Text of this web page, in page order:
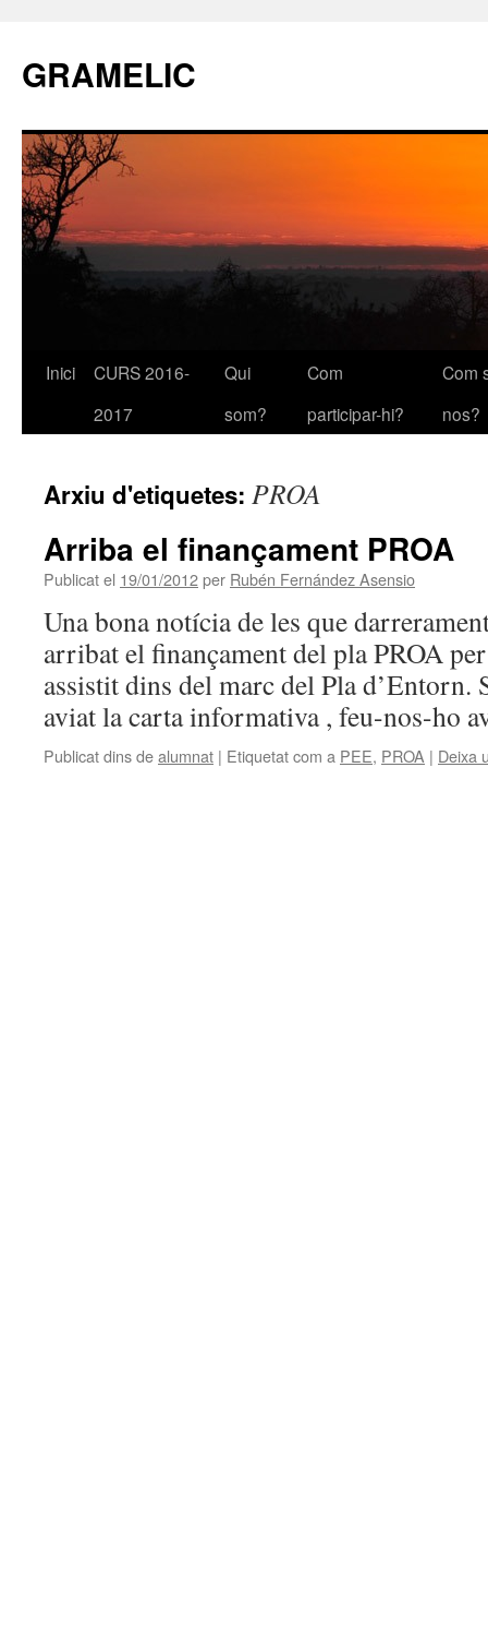
GRAMELIC
Vés
Inici
CURS 2016-
2017
Qui
som?
Com
participar-hi?
Com
nos?
Arxiu d'etiquetes: PROA
Arriba el finançament PROA
Publicat el 19/01/2012per Rubén Fernández Asensio
Una bona notícia de les que
arribat el finançament del pla PROA
assistit dins del marc del Pla d’Entorn.
aviat la carta informativa , feu-nos-ho
Publicat dins dealumnat | Etiquetat com a PEE, PROA | Deixa